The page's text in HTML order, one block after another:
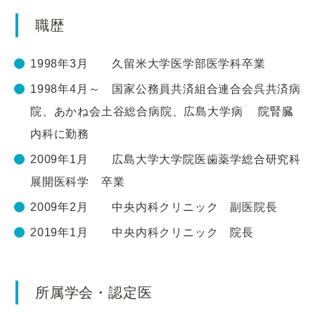
職歴
1998年3月 久留米大学医学部医学科卒業
1998年4月～ 国家公務員共済組合連合会呉共済病
院、あかね会土谷総合病院、広島大学病 院腎臓
内科に勤務
2009年1月 広島大学大学院医歯薬学総合研究科
展開医科学 卒業
2009年2月 中央内科クリニック 副医院長
2019年1月 中央内科クリニック 院長
所属学会・認定医